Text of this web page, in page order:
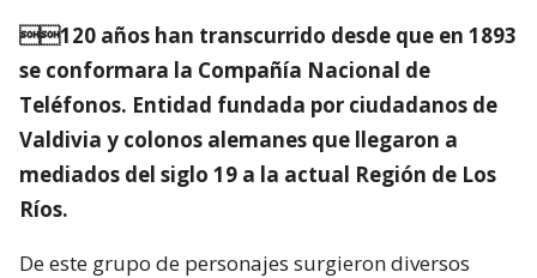
120 años han transcurrido desde que en 1893
se conformara la Compañía Nacional de
Teléfonos. Entidad fundada por ciudadanos de
Valdivia y colonos alemanes que llegaron a
mediados del siglo 19 a la actual Región de Los
Ríos.
De este grupo de personajes surgieron diversos